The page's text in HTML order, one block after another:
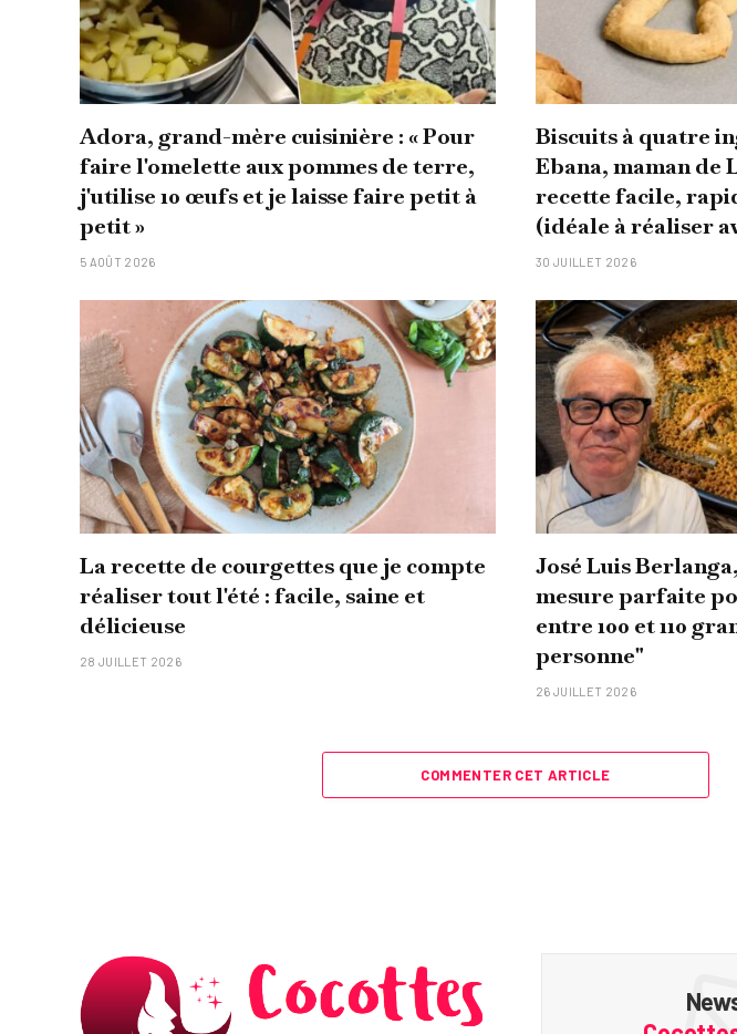
Adora, grand-mère cuisinière : « Pour
faire l'omelette aux pommes de terre,
j'utilise 10 œufs et je laisse faire petit à
petit »
5 AOÛT 2026
Biscuits à quatre
Ebana, maman de
recette facile,
(idéale à réaliser
30 JUILLET 2026
La recette de courgettes que je compte
réaliser tout l'été : facile, saine et
délicieuse
28 JUILLET 2026
José Luis
mesure parfaite
entre 100 et 110
personne"
26 JUILLET 2026
COMMENTER CET ARTICLE